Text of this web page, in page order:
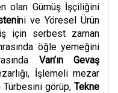
olan Gümüş İşçiliğini
ni ve Yöresel Ürün
için serbest zaman
öğle yemeğini
Van’ın Gevaş
İşlemeli mezar
Türbesini görüp, Tekne